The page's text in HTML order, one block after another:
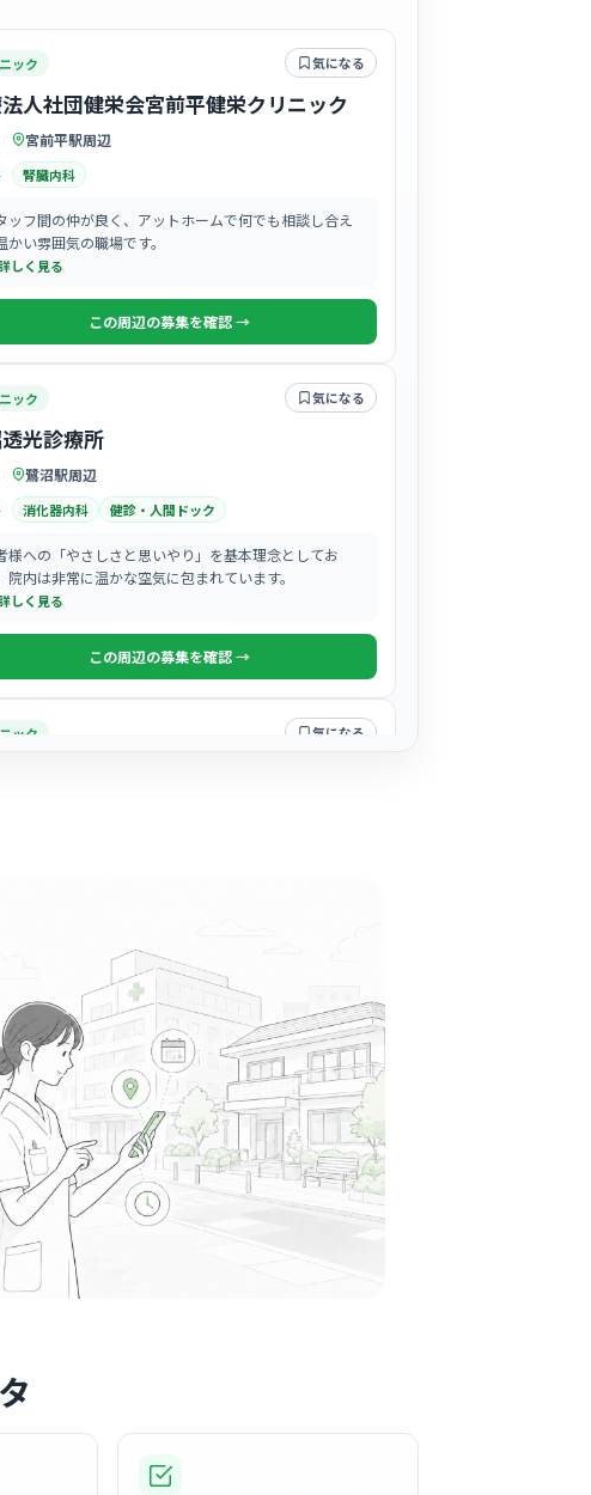
ック 気になる
人社団健栄会宮前平健栄クリニック
宮前平駅周辺
腎臓内科
ッフ間の仲が良く、アットホームで何でも相談し合え
かい雰囲気の職場です。
しく見る
この周辺の募集を確認 →
ック 気になる
光診療所
鷺沼駅周辺
消化器内科 健診・人間ドック
様への「やさしさと思いやり」を基本理念としてお
院内は非常に温かな空気に包まれています。
しく見る
この周辺の募集を確認 →
ック 気になる
先生は「おもてなしの心」を大切にされており、患者
この周辺の募集を確認 →
ック 気になる
人社団健栄会宮前平第2クリニック
宮前平駅周辺
腎臓内科
析治療を主軸としており、患者様一人ひとりとじっくり
関係を築ける穏やかな雰囲気の職場です。
しく見る
ック
人社団真美会宮崎台スキンクリニック